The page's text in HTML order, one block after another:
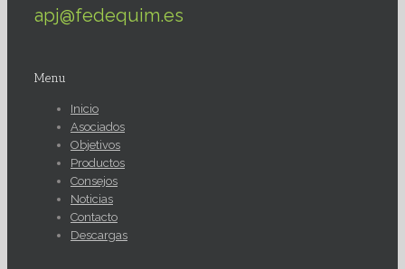
apj@fedequim.es
Menu
Inicio
Asociados
Objetivos
Productos
Consejos
Noticias
Contacto
Descargas